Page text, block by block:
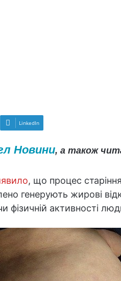
LinkedIn
Новини, а також
, що процес
генерують жирові
фізичній активності